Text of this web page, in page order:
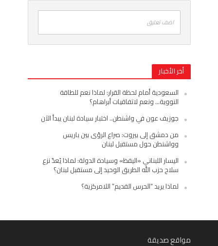
اضف تعليق
أخر الأخبار
السعودية أمام لحظة القرار: لماذا نعم للطاقة
النووية… ونعم لاتفاقيات أبراهام؟
جوزيف عون في واشنطن.. اختبار سيادة لبنان يبدأ الآن
من دمشق إلى بيروت: صراع الرؤى بين باريس
وواشنطن حول مستقبل لبنان
اليسار اللبناني «اليقظ» وسيادة الدولة: لماذا يُعدّ نزع
سلاح حزب الله الطريق الوحيد إلى مستقبل لبنان؟
لماذا يريد “الحرس القديم” اللامركزية؟
مواقع صديقة